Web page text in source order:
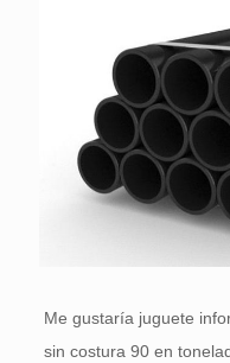
Me gustaría juguete
sin costura 90 en